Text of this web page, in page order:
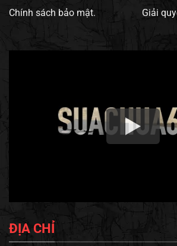
Chính sách bảo mật. Giải
ĐỊA CHỈ